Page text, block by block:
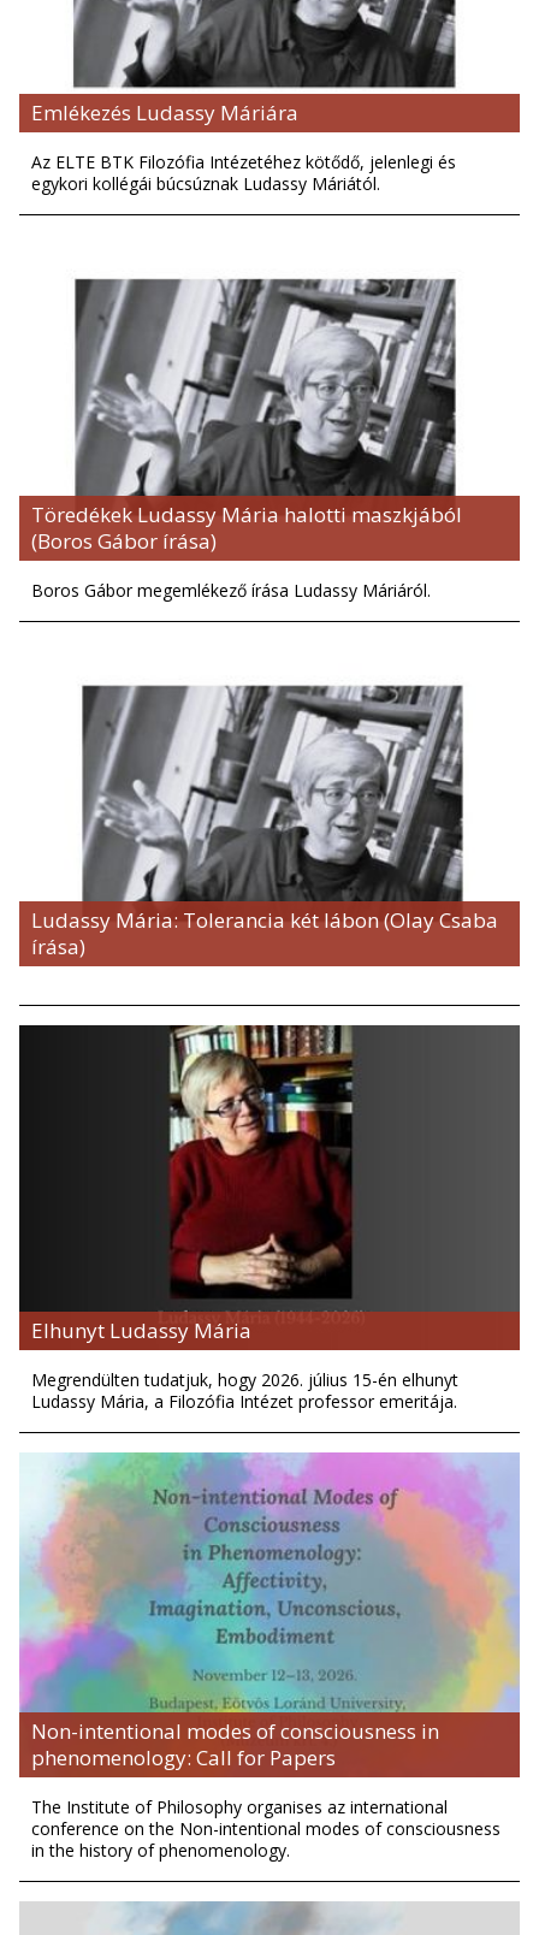
Emlékezés Ludassy Máriára
Az ELTE BTK Filozófia Intézetéhez kötődő, jelenlegi és
egykori kollégái búcsúznak Ludassy Máriától.
Töredékek Ludassy Mária halotti maszkjából
(Boros Gábor írása)
Boros Gábor megemlékező írása Ludassy Máriáról.
Ludassy Mária: Tolerancia két lábon (Olay Csaba
írása)
Elhunyt Ludassy Mária
Megrendülten tudatjuk, hogy 2026. július 15-én elhunyt
Ludassy Mária, a Filozófia Intézet professor emeritája.
Non-intentional modes of consciousness in
phenomenology: Call for Papers
The Institute of Philosophy organises az international
conference on the Non-intentional modes of consciousness
in the history of phenomenology.